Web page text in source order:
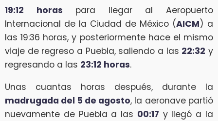
19:12 horas para llegar al Aeropuerto
Internacional de la Ciudad de México (AICM) a
las 19:36 horas, y posteriormente hace el mismo
viaje de regreso a Puebla, saliendo a las 22:32 y
regresando a las 23:12 horas.
Unas cuantas horas después, durante la
madrugada del 5 de agosto, la aeronave partió
nuevamente de Puebla a las 00:17 y llegó a la